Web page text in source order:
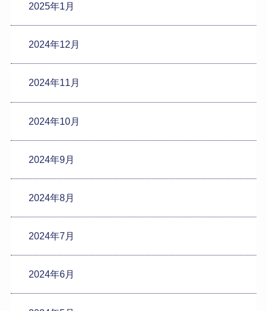
2025年1月
2024年12月
2024年11月
2024年10月
2024年9月
2024年8月
2024年7月
2024年6月